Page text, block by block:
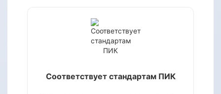
Соответствует стандартам ПИК